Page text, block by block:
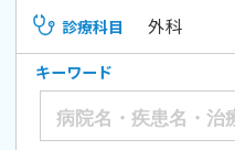
診療科目 外科
キーワード